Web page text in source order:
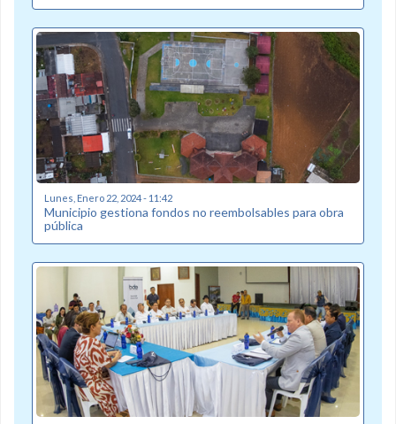
Lunes, Enero 22, 2024 - 11:42
Municipio gestiona fondos no reembolsables para obra
pública